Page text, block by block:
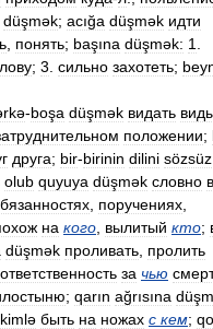
düşmək; acığa düşmək идти
понять; başına düşmək: 1
; 3 сильно захотеть;
-boşa düşmək видать
положении;
друга; bir-birinin dilini sözsüz
olub quyuya düşmək словно в
поручениях
на кого вылитый кто;
düşmək проливать пролить
ответственность за чью
; qarın ağrısına
kimlə быть на ножах с кем;